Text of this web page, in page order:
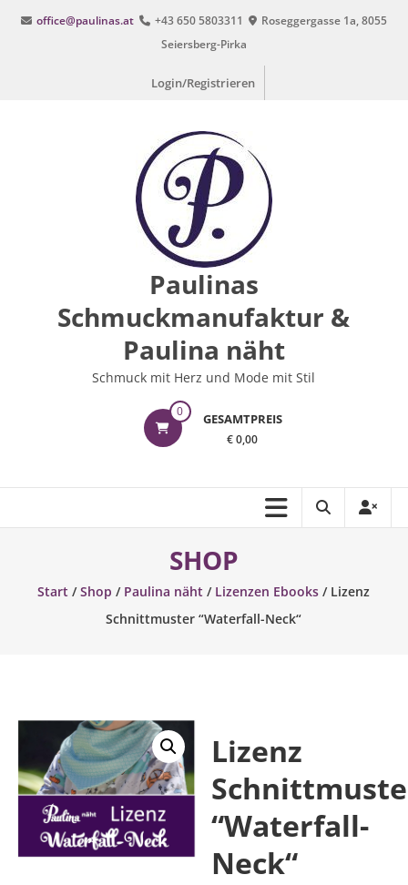
Inhalt
office@paulinas.at +43 650 5803311
Roseggergasse 1a, 8055
Seiersberg-Pirka
Login/Registrieren
Paulinas
Schmuckmanufaktur &
Paulina näht
Schmuck mit Herz und Mode mit Stil
0 GESAMTPREIS
€ 0,00
SHOP
Start /Shop / Paulina näht / Lizenzen Ebooks / Lizenz
Schnittmuster “Waterfall-Neck“
Lizenz
“Waterfall-
Neck“